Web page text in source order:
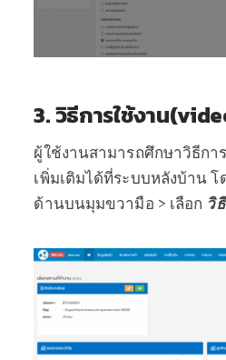
3. วิธีการใช้งาน
ผู้ใช้งานสามารถศึกษาวิธีกา
เพิ่มเติมได้ที่ระบบหลังบ้าน โ
ด้านบนมุมขวามือ > เลือก วิ